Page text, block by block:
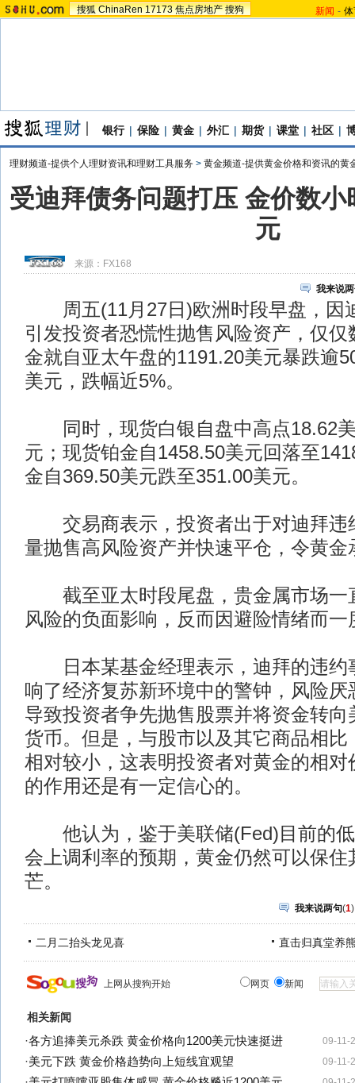
搜狐 ChinaRen 17173 焦点房地产 搜狗 新闻 -
银行 | 保险 | 黄金 | 外汇 | 期货 | 课堂 | 社区 |
理财频道-提供个人理财资讯和理财工具服务 > 黄金频道-提供黄金价格和资讯的黄
受迪拜债务问题打压 金价数
元
来源： FX168
我来说
周五(11月27日)欧洲时段早盘，因
引发投资者恐慌性抛售风险资产，仅
金就自亚太午盘的1191.20美元暴跌逾
美元，跌幅近5%。
同时，现货白银自盘中高点18.62美
元；现货铂金自1458.50美元回落至
金自369.50美元跌至351.00美元。
交易商表示，投资者出于对迪拜违
量抛售高风险资产并快速平仓，令黄金
截至亚太时段尾盘，贵金属市场一
风险的负面影响，反而因避险情绪而一
日本某基金经理表示，迪拜的违约
响了经济复苏新环境中的警钟，风险厌
导致投资者争先抛售股票并将资金转向
货币。但是，与股市以及其它商品相比
相对较小，这表明投资者对黄金的相对
的作用还是有一定信心的。
他认为，鉴于美联储(Fed)目前的低
会上调利率的预期，黄金仍然可以保住
芒。
我来说两句(1)
二月二抬头龙见喜 直击归真堂养
上网从搜狗开始 网页 新闻
相关新闻
09-11-
·各方追捧美元杀跌 黄金价格向1200美元快速挺进
09-11-
·美元下跌 黄金价格趋势向上短线宜观望